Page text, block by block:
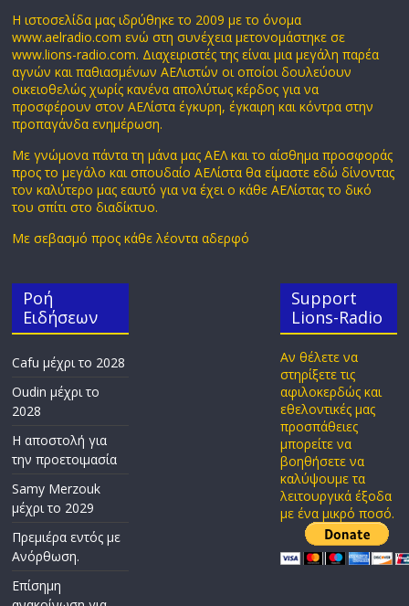
Η ιστοσελίδα μας ιδρύθηκε το 2009 με το όνομα
www.aelradio.com ενώ στη συνέχεια μετονομάστηκε σε
www.lions-radio.com. Διαχειριστές της είναι μια μεγάλη παρέα
αγνών και παθιασμένων ΑΕΛιστών οι οποίοι δουλεύουν
οικειοθελώς χωρίς κανένα απολύτως κέρδος για να
προσφέρουν στον ΑΕΛίστα έγκυρη, έγκαιρη και κόντρα στην
προπαγάνδα ενημέρωση.
Με γνώμονα πάντα τη μάνα μας ΑΕΛ και το αίσθημα προσφοράς
προς το μεγάλο και σπουδαίο ΑΕΛίστα θα είμαστε εδώ δίνοντας
τον καλύτερο μας εαυτό για να έχει ο κάθε ΑΕΛίστας το δικό
του σπίτι στο διαδίκτυο.
Με σεβασμό προς κάθε λέοντα αδερφό
Ροή
Ειδήσεων
Cafu μέχρι το 2028
Oudin μέχρι το
2028
Η αποστολή για
την προετοιμασία
Samy Merzouk
μέχρι το 2029
Πρεμιέρα εντός με
Ανόρθωση.
Επίσημη
Support
Lions-Radio
Αν θέλετε να
στηρίξετε τις
αφιλοκερδώς και
εθελοντικές μας
προσπάθειες
μπορείτε να
βοηθήσετε να
καλύψουμε τα
λειτουργικά έξοδα
με ένα μικρό ποσό.